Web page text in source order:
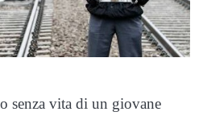
senza vita di un giovane